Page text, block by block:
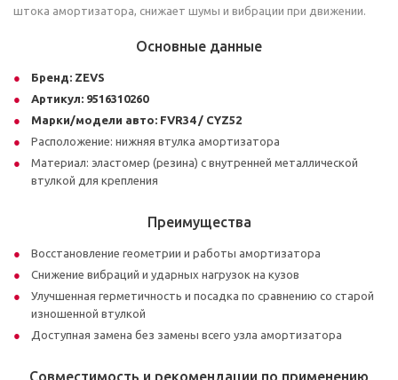
штока амортизатора, снижает шумы и вибрации при движении.
Основные данные
Бренд: ZEVS
Артикул: 9516310260
Марки/модели авто: FVR34 / CYZ52
Расположение: нижняя втулка амортизатора
Материал: эластомер (резина) с внутренней металлической
втулкой для крепления
Преимущества
Восстановление геометрии и работы амортизатора
Снижение вибраций и ударных нагрузок на кузов
Улучшенная герметичность и посадка по сравнению со старой
изношенной втулкой
Доступная замена без замены всего узла амортизатора
Совместимость и рекомендации по применению